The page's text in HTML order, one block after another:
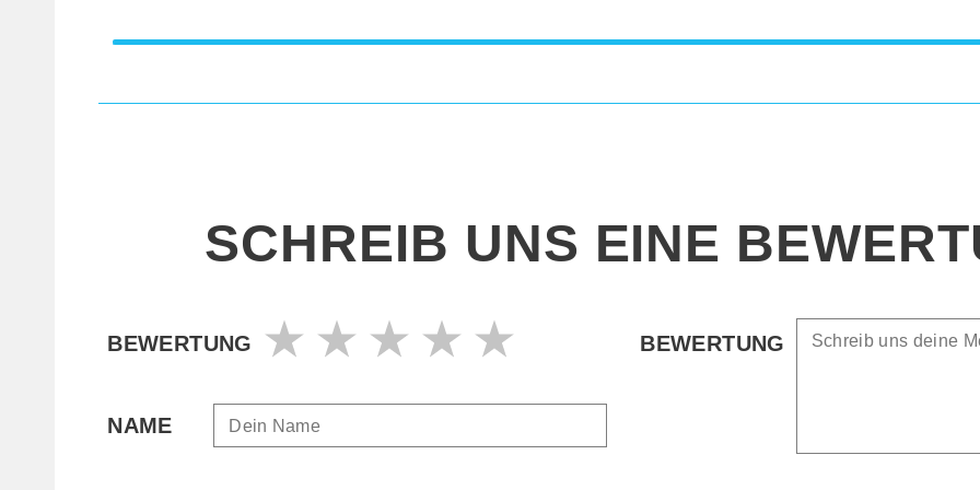
SCHREIB UNS EINE
BEWERTUNG
NAME
BEWERTUNG